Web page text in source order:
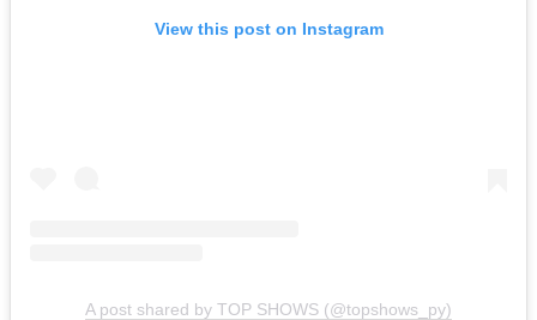
View this post on Instagram
A post shared by TOP SHOWS (@topshows_py)